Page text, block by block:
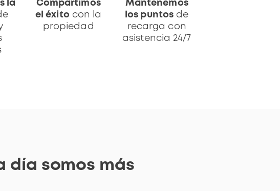
la
Compartimos
el éxito con la
propiedad
Mantenemos
los puntos de
recarga con
asistencia 24/7
día somos más